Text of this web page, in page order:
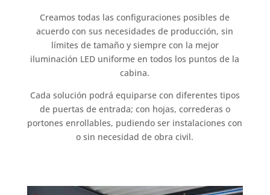
Creamos todas las configuraciones posibles de
acuerdo con sus necesidades de producción, sin
límites de tamaño y siempre con la mejor
iluminación LED uniforme en todos los puntos de la
cabina.
Cada solución podrá equiparse con diferentes tipos
de puertas de entrada; con hojas, correderas o
portones enrollables, pudiendo ser instalaciones con
o sin necesidad de obra civil.